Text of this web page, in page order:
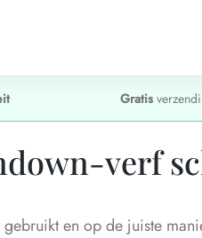
Gratis
verf
en op de juiste